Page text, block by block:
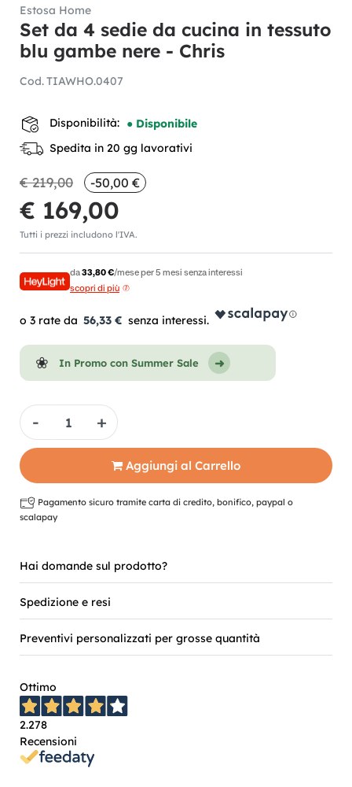
Estosa Home
Set da 4 sedie da cucina in tessuto
blu gambe nere - Chris
Cod.TIAWHO.0407
Disponibilità: ● Disponibile
Spedita in 20 gg lavorativi
€ 219,00 -50,00 €
€ 169,00
Tutti i prezzi includono l'IVA.
da33,80 €/mese per 5 mesi senza interessi
scopri di più
56,33 €
In Promo con Summer Sale
Quantità
Aggiungi al Carrello
Pagamento sicuro tramite carta di credito, bonifico, paypal o
scalapay
Hai domande sul prodotto?
Spedizione e resi
Preventivi personalizzati per grosse quantità
Ottimo
2.278
Recensioni